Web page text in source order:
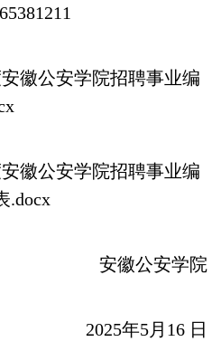
徽公安学院招聘事业编
徽公安学院招聘事业编
.docx
安徽公安学院
2025年5月16 日